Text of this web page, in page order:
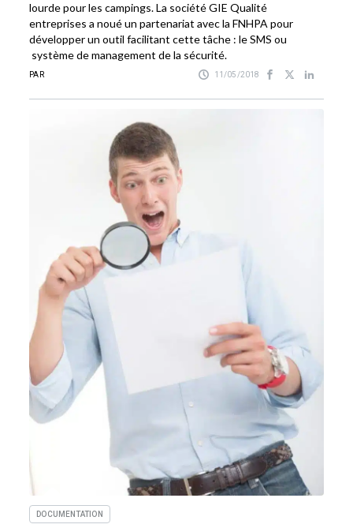
lourde pour les campings. La société GIE Qualité
entreprises a noué un partenariat avec la FNHPA pour
développer un outil facilitant cette tâche : le SMS ou
système de management de la sécurité.
PAR 11/05/2018
DOCUMENTATION